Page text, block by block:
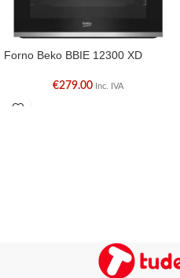
Forno Beko BBIE 12300 XD
€279.00 Inc. IVA